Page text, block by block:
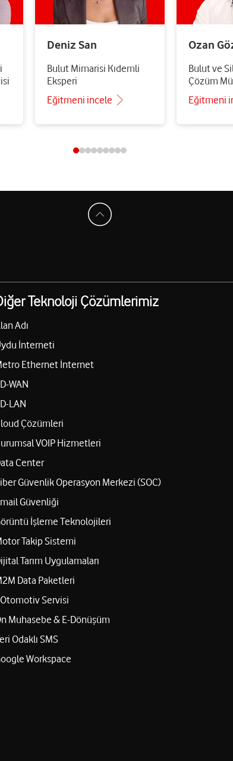
Deniz San
Bulut Mimarisi Kıdemli
Eksperi
Eğitmeni incele
Ozan
Bulut ve
Çözüm
Eğitmeni
Teknoloji Çözümlerimiz
Adı
İnterneti
Ethernet İnternet
WAN
LAN
Çözümleri
VOIP Hizmetleri
Center
Güvenlik Operasyon Merkezi (SOC)
Güvenliği
İşleme Teknolojileri
Takip Sistemi
Tarım Uygulamaları
Data Paketleri
Servisi
Muhasebe & E-Dönüşüm
Odaklı SMS
Workspace